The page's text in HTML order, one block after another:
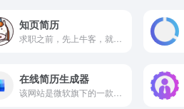
知页简历
求职之前，先上牛客，就业找工作一站解决。互联网IT技术/产品/运营/硬件/汽车机械制造/金融/财务管理/审计/银行/市场营销/地产/快消/管培生等等专业技能学习/备考/求职神器，在线进行企业校招实习笔试面试真题模拟考试练习，全面提升求职竞争力，找到好工作，拿到好offer。_牛客网_牛客在手,offer不愁
在线简历生成器